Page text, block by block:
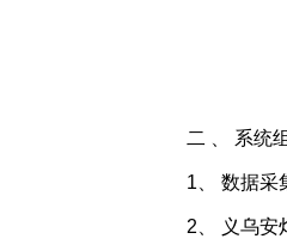
二 、 系统
1、 数据采
2、 义乌安